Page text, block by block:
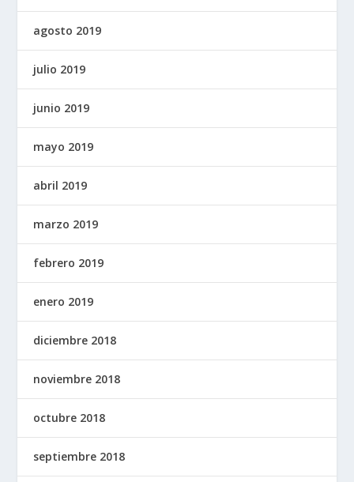
agosto 2019
julio 2019
junio 2019
mayo 2019
abril 2019
marzo 2019
febrero 2019
enero 2019
diciembre 2018
noviembre 2018
octubre 2018
septiembre 2018